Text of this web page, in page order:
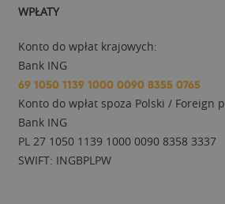
WPŁATY
Konto do wpłat krajowych:
Bank ING
69 1050 1139 1000 0090 8355 0765
Konto do wpłat spoza Polski / Foreign
Bank ING
PL 27 1050 1139 1000 0090 8358 3337
SWIFT: INGBPLPW